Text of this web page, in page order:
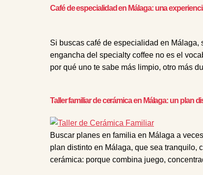
Café de especialidad en Málaga: una
Si buscas café de especialidad en Málaga,
engancha del specialty coffee no es el
por qué uno te sabe más limpio, otro más
Taller familiar de cerámica en Málaga: un plan
Buscar planes en familia en Málaga a
plan distinto en Málaga, que sea tranquilo,
cerámica: porque combina juego,